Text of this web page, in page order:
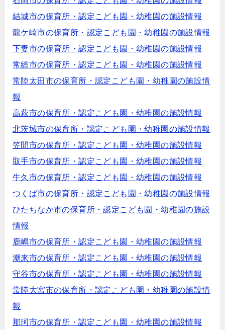
結城市の保育所・認定こども園・幼稚園の施設情報
龍ケ崎市の保育所・認定こども園・幼稚園の施設情報
下妻市の保育所・認定こども園・幼稚園の施設情報
常総市の保育所・認定こども園・幼稚園の施設情報
常陸太田市の保育所・認定こども園・幼稚園の施設情
報
高萩市の保育所・認定こども園・幼稚園の施設情報
北茨城市の保育所・認定こども園・幼稚園の施設情報
笠間市の保育所・認定こども園・幼稚園の施設情報
取手市の保育所・認定こども園・幼稚園の施設情報
牛久市の保育所・認定こども園・幼稚園の施設情報
つくば市の保育所・認定こども園・幼稚園の施設情報
ひたちなか市の保育所・認定こども園・幼稚園の施設
情報
鹿嶋市の保育所・認定こども園・幼稚園の施設情報
潮来市の保育所・認定こども園・幼稚園の施設情報
守谷市の保育所・認定こども園・幼稚園の施設情報
常陸大宮市の保育所・認定こども園・幼稚園の施設情
報
那珂市の保育所・認定こども園・幼稚園の施設情報